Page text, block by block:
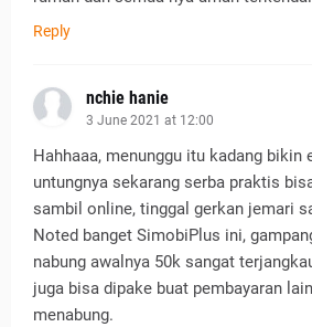
Reply
nchie hanie
3 June 2021 at 12:00
Hahhaaa, menunggu itu kadang bikin
untungnya sekarang serba praktis
sambil online, tinggal gerkan jemari
Noted banget SimobiPlus ini,
nabung awalnya 50k sangat
juga bisa dipake buat pembayaran
menabung.